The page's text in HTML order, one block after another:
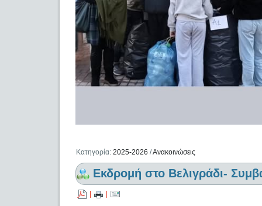
Κατηγορία:2025-2026 /Ανακοινώσεις
Εκδρομή στο Βελιγράδι-